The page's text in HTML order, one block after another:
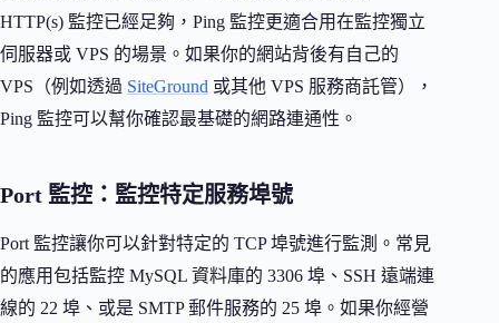
HTTP(s) 監控已經足夠，Ping 監控更適合用在監控獨立
伺服器或 VPS 的場景。如果你的網站背後有自己的
VPS（例如透過 SiteGround 或其他 VPS 服務商託管），
Ping 監控可以幫你確認最基礎的網路連通性。
Port 監控：監控特定服務埠號
Port 監控讓你可以針對特定的 TCP 埠號進行監測。常見
的應用包括監控 MySQL 資料庫的 3306 埠、SSH 遠端連
線的 22 埠、或是 SMTP 郵件服務的 25 埠。如果你經營